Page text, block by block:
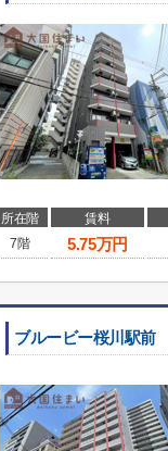
所在階 賃料
7階
5.75万円
ブルービー桜川駅前